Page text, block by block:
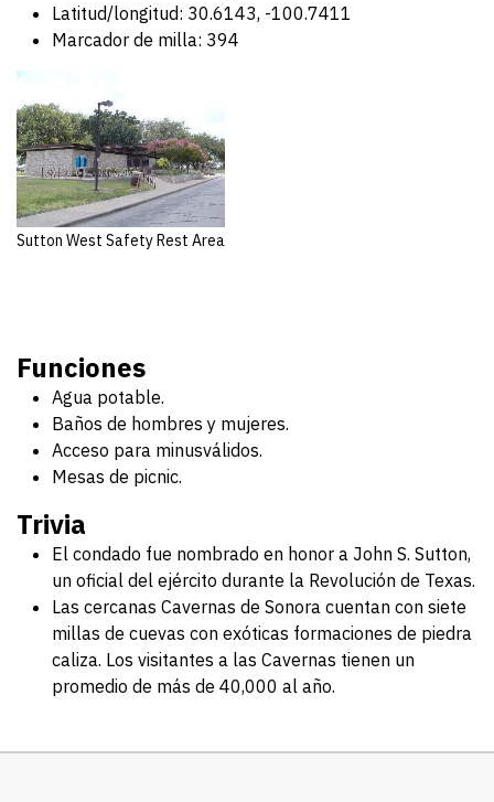
Latitud/longitud: 30.6143, -100.7411
Marcador de milla: 394
Sutton West Safety Rest Area
Funciones
Agua potable.
Baños de hombres y mujeres.
Acceso para minusválidos.
Mesas de picnic.
Trivia
El condado fue nombrado en honor a John S. Sutton,
un oficial del ejército durante la Revolución de Texas.
Las cercanas Cavernas de Sonora cuentan con siete
millas de cuevas con exóticas formaciones de piedra
caliza. Los visitantes a las Cavernas tienen un
promedio de más de 40,000 al año.